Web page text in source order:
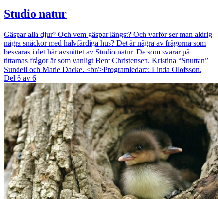
Studio natur
Gäspar alla djur? Och vem gäspar längst? Och varför ser man aldrig
några snäckor med halvfärdiga hus? Det är några av frågorna som
besvaras i det här avsnittet av Studio natur. De som svarar på
tittarnas frågor är som vanligt Bent Christensen. Kristina “Snuttan”
Sundell och Marie Dacke. <br/>Programledare: Linda Olofsson.
Del 6 av 6